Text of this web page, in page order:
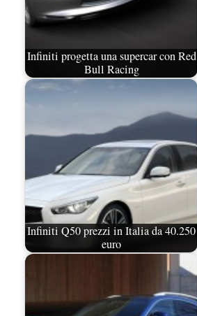
Infiniti progetta una supercar con Red
Bull Racing
Infiniti Q50 prezzi in Italia da 40.250
euro